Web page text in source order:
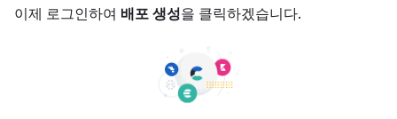
이제 로그인하여 배포 생성을 클릭하겠습니다.